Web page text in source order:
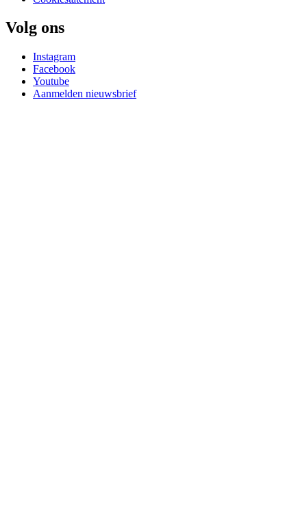
Volg ons
Instagram
Facebook
Youtube
Aanmelden nieuwsbrief